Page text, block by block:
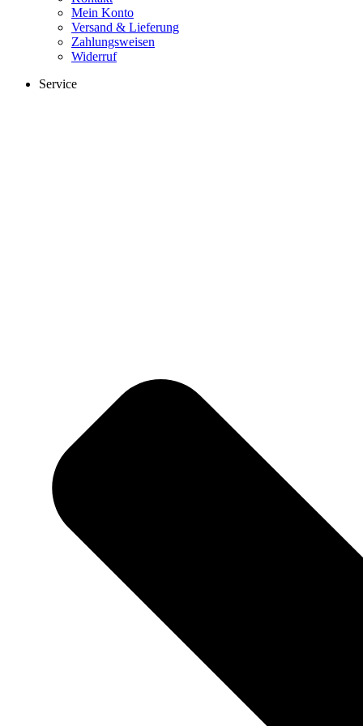
Mein Konto
Versand & Lieferung
Zahlungsweisen
Widerruf
Service